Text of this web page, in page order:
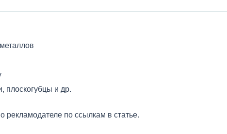
плоскогубцы и др.
по ссылкам в статье.